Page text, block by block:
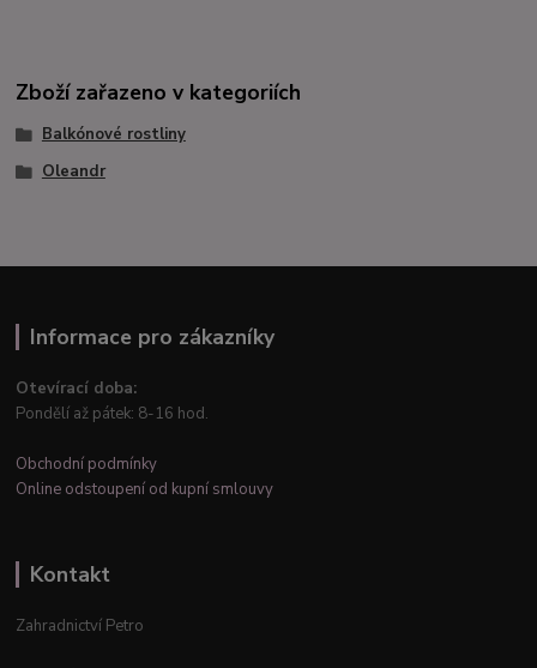
Zboží zařazeno v kategoriích
Balkónové rostliny
Oleandr
Informace pro zákazníky
Otevírací doba:
Pondělí až pátek: 8-16 hod.
Obchodní podmínky
Online odstoupení od kupní smlouvy
Kontakt
Zahradnictví Petro